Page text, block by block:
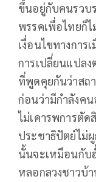
ขึ้นอยู่กับคนรวบร
พรรคเพื่อไทยก็
เงื่อนไขทางการ
การเปลี่ยนแปล
ที่พูดคุยกันว่าสถ
ก่อนว่ามีกำลังค
ไม่เคารพการตั
ประชาธิปัตย์ไม่
นั้นจะเหมือนกับ
หลอกลวงชาวบ้